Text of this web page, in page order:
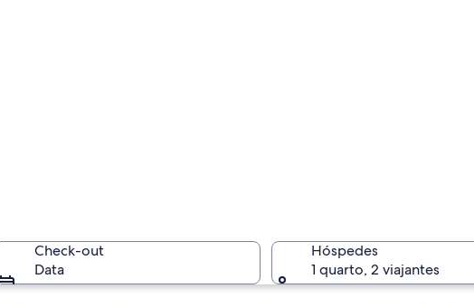
Check-out
Data
Hóspedes
1 quarto, 2 viajantes